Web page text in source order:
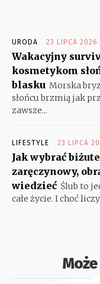
URODA 23 LIPCA 2026
Wakacyjny
kosmetykom
blasku Morska
słońcu brzmią jak
zawsze...
LIFESTYLE 23 LIPCA
Jak wybrać
zaręczynowy,
wiedzieć Ślub to
całe życie. I choć